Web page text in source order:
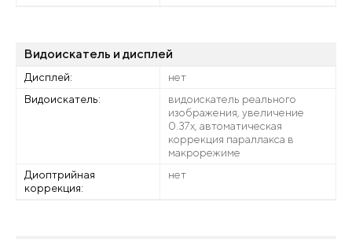
Видоискатель и дисплей
Дисплей:
нет
Видоискатель:
видоискатель реального
изображения, увеличение
0.37х, автоматическая
коррекция параллакса в
макрорежиме
Диоптрийная
коррекция:
нет